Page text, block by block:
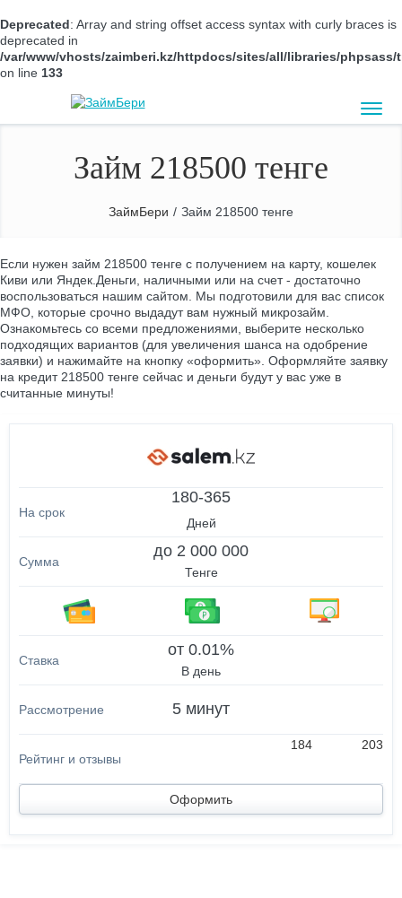
Deprecated: Array and string offset access syntax with curly braces is
deprecated in
/var/www/vhosts/zaimberi.kz/httpdocs/sites/all/libraries/phpsass/
on line 133
Займ 218500 тенге
ЗаймБери / Займ 218500 тенге
Если нужен займ 218500 тенге с получением на карту, кошелек
Киви или Яндек.Деньги, наличными или на счет - достаточно
воспользоваться нашим сайтом. Мы подготовили для вас список
МФО, которые срочно выдадут вам нужный микрозайм.
Ознакомьтесь со всеми предложениями, выберите несколько
подходящих вариантов (для увеличения шанса на одобрение
заявки) и нажимайте на кнопку «оформить». Оформляйте заявку
на кредит 218500 тенге сейчас и деньги будут у вас уже в
считанные минуты!
180-365
Дней
до 2 000 000
Тенге
от 0.01%
В день
5 минут
184 203
Оформить